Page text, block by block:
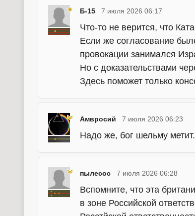
Б-15 7 июля 2026 06:17
Что-то не верится, что
Если же согласование
провокации занимался
Но с доказательствами
Здесь поможет только
Амвросий 7 июля 2026 06:23
Надо же, бог шельму метит.
пылесос 7 июля 2026 06:28
Вспомните, что эта
в зоне Российской